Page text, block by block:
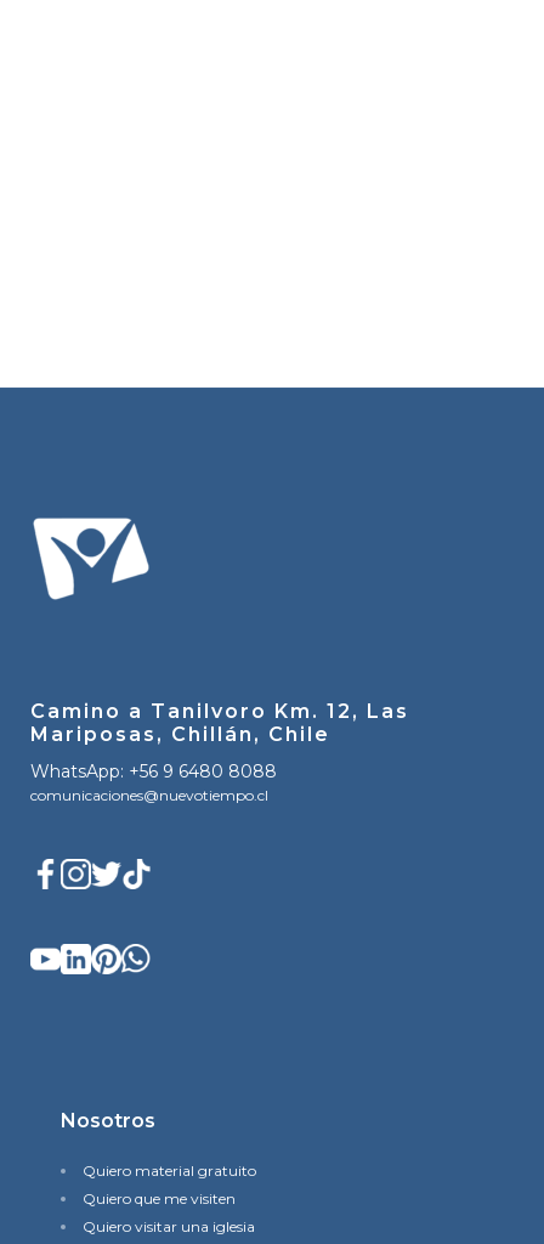
Camino a Tanilvoro Km. 12, Las
Mariposas, Chillán, Chile
WhatsApp: +56 9 6480 8088
comunicaciones@nuevotiempo.cl
Nosotros
Quiero material gratuito
Quiero que me visiten
Quiero visitar una iglesia